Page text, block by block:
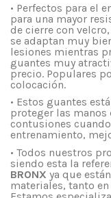
• Perfectos para el
para una mayor
de cierre con
se adaptan muy
lesiones mientras
guantes muy
precio. Populares
colocación.
• Estos guantes
proteger las
contusiones
entrenamiento,
• Todos nuestros
siendo esta la
BRONX ya que
materiales, tanto